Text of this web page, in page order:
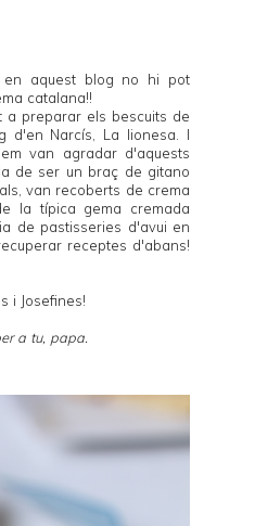
en aquest blog no hi pot
catalana!!
a preparar els bescuits de
d'en Narcís, La lionesa . I
van agradar d'aquests
de ser un braç de gitano
van recoberts de crema
la típica gema cremada
de pastisseries d'avui en
receptes d'abans!
i Josefines!
a tu, papa.